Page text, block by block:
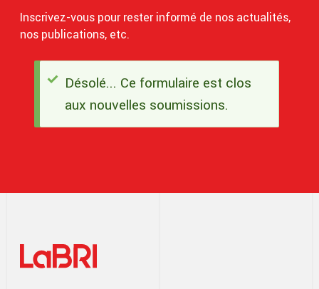
Inscrivez-vous pour rester informé de nos actualités,
nos publications, etc.
Message
d'état
Désolé... Ce formulaire est clos
aux nouvelles soumissions.